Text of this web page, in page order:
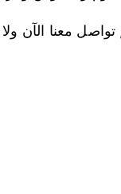
معنا الآن ولا